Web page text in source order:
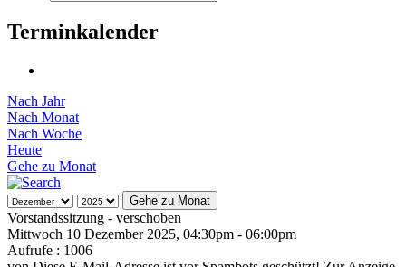
Terminkalender
Nach Jahr
Nach Monat
Nach Woche
Heute
Gehe zu Monat
Gehe zu Monat
Vorstandssitzung - verschoben
Mittwoch 10 Dezember 2025, 04:30pm - 06:00pm
Aufrufe : 1006